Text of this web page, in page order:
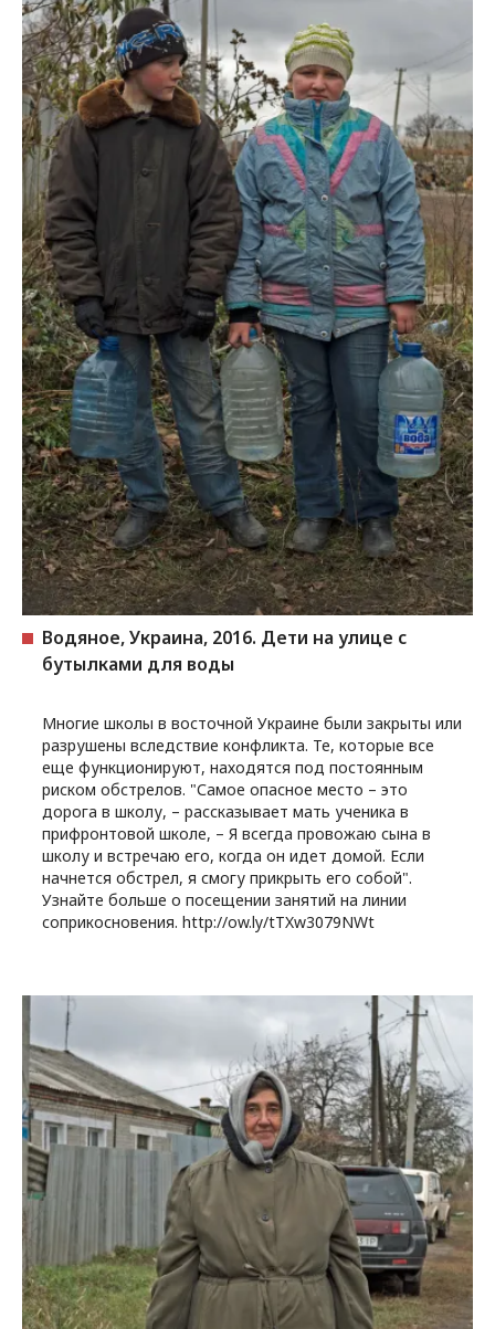
Водяное, Украина, 2016. Дети на улице c
бутылками для воды
Многие школы в восточной Украине были закрыты или
разрушены вследствие конфликта. Те, которые все
еще функционируют, находятся под постоянным
риском обстрелов. "Самое опасное место – это
дорога в школу, – рассказывает мать ученика в
прифронтовой школе, – Я всегда провожаю сына в
школу и встречаю его, когда он идет домой. Если
начнется обстрел, я смогу прикрыть его собой".
Узнайте больше о посещении занятий на линии
соприкосновения. http://ow.ly/tTXw3079NWt